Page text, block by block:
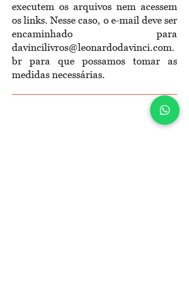
executem os arquivos nem acessem
os links. Nesse caso, o e-mail deve ser
encaminhado para
davincilivros@leonardodavinci.com.
br para que possamos tomar as
medidas necessárias.